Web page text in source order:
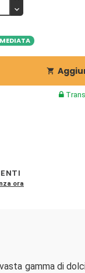

ora
gamma di